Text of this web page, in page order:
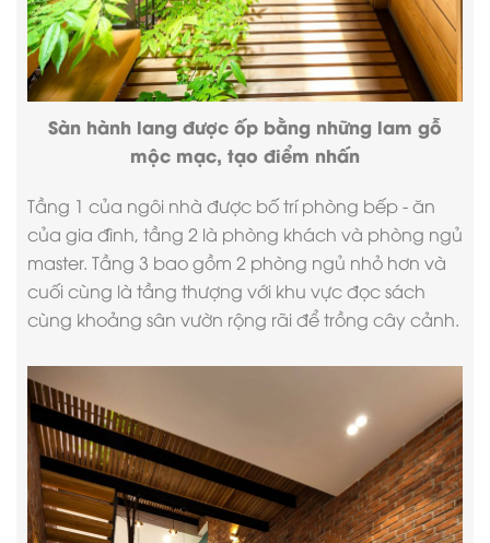
Sàn hành lang được ốp bằng những lam gỗ
mộc mạc, tạo điểm nhấn
Tầng 1 của ngôi nhà được bố trí phòng bếp - ăn
của gia đình, tầng 2 là phòng khách và phòng ngủ
master. Tầng 3 bao gồm 2 phòng ngủ nhỏ hơn và
cuối cùng là tầng thượng với khu vực đọc sách
cùng khoảng sân vườn rộng rãi để trồng cây cảnh.